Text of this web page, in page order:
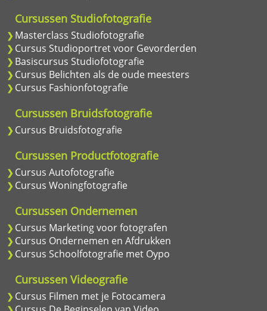
Cursussen Studiofotografie
Masterclass Studiofotografie
Cursus Studioportret voor Gevorderden
Basiscursus Studiofotografie
Cursus Belichten als de oude meesters
Cursus Fashionfotografie
Cursussen Bruidsfotografie
Cursus Bruidsfotografie
Cursussen Productfotografie
Cursus Autofotografie
Cursus Woningfotografie
Cursussen Ondernemen
Cursus Marketing voor fotografen
Cursus Ondernemen en Afdrukken
Cursus Schoolfotografie met Oypo
Cursussen Videografie
Cursus Filmen met je Fotocamera